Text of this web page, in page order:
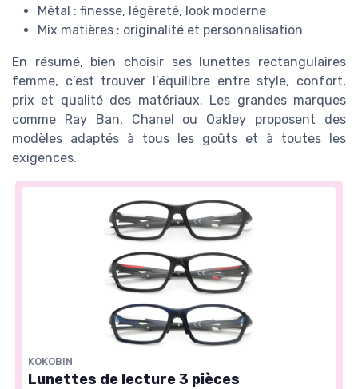
Métal : finesse, légèreté, look moderne
Mix matières : originalité et personnalisation
En résumé, bien choisir ses lunettes rectangulaires
femme, c’est trouver l’équilibre entre style, confort,
prix et qualité des matériaux. Les grandes marques
comme Ray Ban, Chanel ou Oakley proposent des
modèles adaptés à tous les goûts et à toutes les
exigences.
KOKOBIN
Lunettes de lecture 3 pièces